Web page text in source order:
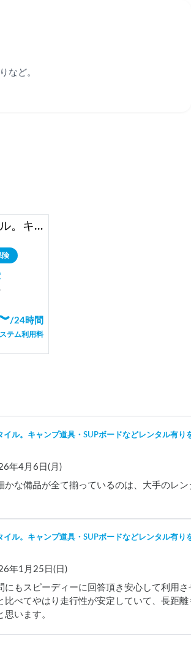
など。
オーバーランドスタイル。キャンプ道具・SUPボードなどレンタル有り
険
/24時間
テム利用料
イル。キャンプ道具・SUPボードなどレンタル有り
年4月6日(月)
かな備品が全て揃っているのは、大手のレ
イル。キャンプ道具・SUPボードなどレンタル有り
年1月25日(日)
にもスピーディーに回答頂き安心して利用さ
比べてやはり走行性が安定していて、長距
います。